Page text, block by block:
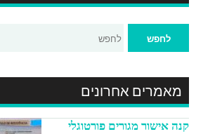
מאמרים אחרונים
קנה אישור מגורים פורטוגלי